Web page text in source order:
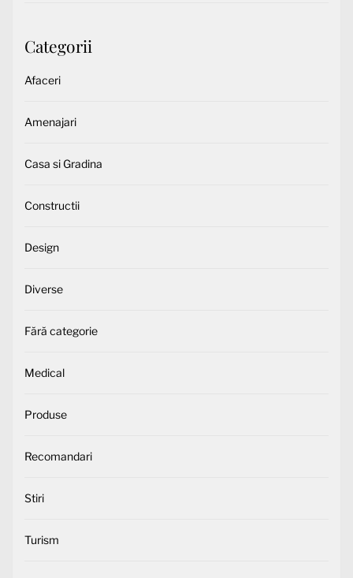
Categorii
Afaceri
Amenajari
Casa si Gradina
Constructii
Design
Diverse
Fără categorie
Medical
Produse
Recomandari
Stiri
Turism